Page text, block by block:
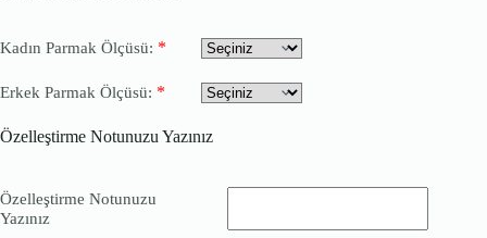
Kadın Parmak Ölçüsü: *
Erkek Parmak Ölçüsü: *
Özelleştirme Notunuzu Yazınız
Özelleştirme Notunuzu
Yazınız